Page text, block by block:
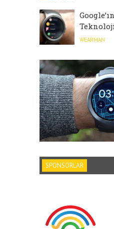
WEARMAN
SPONSORLAR